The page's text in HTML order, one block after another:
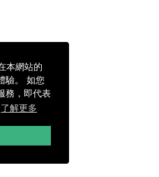
本網站的
驗。 如您
務，即代表
了解更多